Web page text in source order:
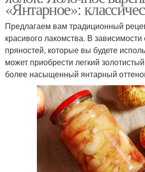
«Янтарное»:
Предлагаем вам традиционный
красивого лакомства. В зависимости
пряностей, которые вы будете
может приобрести легкий
более насыщенный янтарный